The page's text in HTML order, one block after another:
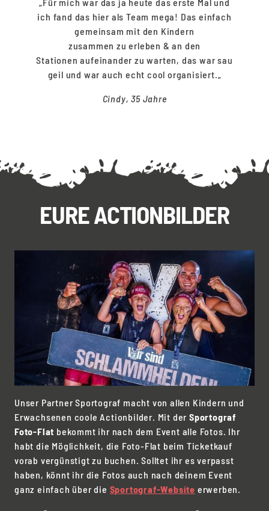
ich fand das hier als Team mega! Das einfach
gemeinsam mit den Kindern
zusammen zuerleben & an den
Stationen aufeinander zu warten, das warsau
geil und war auch echt cool organisiert.„
Cindy, 35 Jahre
EURE ACTIONBILDER
Unser Partner Sportograf macht von allen Kindern und
Erwachsenen coole Actionbilder. Mit der Sportograf
Foto-Flat bekommt ihr nach dem Event alle Fotos. Ihr
habt die Möglichkeit, die Foto-Flat beim Ticketkauf
vorab vergünstigt zu buchen. Solltet ihr es verpasst
haben, könnt ihr die Fotos auch nach deinem Event
ganz einfach über die Sportograf-Website erwerben.